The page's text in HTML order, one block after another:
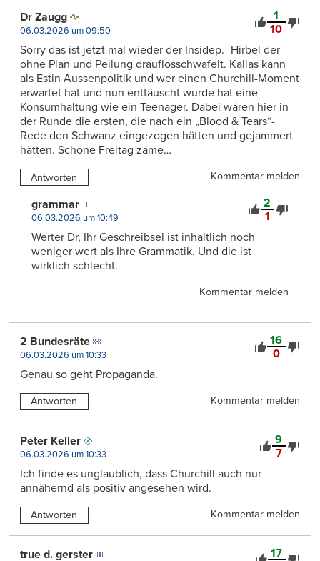
1
10
Dr Zaugg
06.03.2026 um 09:50
Sorry das ist jetzt mal wieder der Insidep.- Hirbel der
ohne Plan und Peilung drauflosschwafelt. Kallas kann
als Estin Aussenpolitik und wer einen Churchill-Moment
erwartet hat und nun enttäuscht wurde hat eine
Konsumhaltung wie ein Teenager. Dabei wären hier in
der Runde die ersten, die nach ein „Blood & Tears“-
Rede den Schwanz eingezogen hätten und gejammert
hätten. Schöne Freitag zäme…
Antworten Kommentar melden
2
1
grammar
06.03.2026 um 10:49
Werter Dr, Ihr Geschreibsel ist inhaltlich noch
weniger wert als Ihre Grammatik. Und die ist
wirklich schlecht.
Kommentar melden
16
0
2 Bundesräte
06.03.2026 um 10:33
Genau so geht Propaganda.
Antworten Kommentar melden
9
7
Peter Keller
06.03.2026 um 10:33
Ich finde es unglaublich, dass Churchill auch nur
annähernd als positiv angesehen wird.
Antworten Kommentar melden
17
true d. gerster